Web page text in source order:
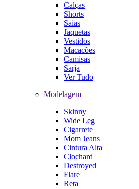
Calças
Shorts
Saias
Jaquetas
Vestidos
Macacões
Camisas
Sarja
Ver Tudo
Modelagem
Skinny
Wide Leg
Cigarrete
Mom Jeans
Cintura Alta
Clochard
Destroyed
Flare
Reta